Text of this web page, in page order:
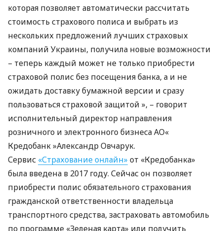
которая позволяет автоматически рассчитать
стоимость страхового полиса и выбрать из
нескольких предложений лучших страховых
компаний Украины, получила новые возможности
– теперь каждый может не только приобрести
страховой полис без посещения банка, а и не
ожидать доставку бумажной версии и сразу
пользоваться страховой защитой », – говорит
исполнительный директор направления
розничного и электронного бизнеса АО«
Кредобанк »Александр Овчарук.
Сервис «Страхование онлайн» от «Кредобанка»
была введена в 2017 году. Сейчас он позволяет
приобрести полис обязательного страхования
гражданской ответственности владельца
транспортного средства, застраховать автомобиль
по программе «Зеленая карта» или получить